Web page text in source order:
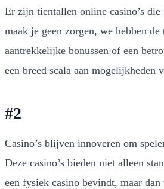
Er zijn tientallen online casino’s
maak je geen zorgen, we hebben
aantrekkelijke bonussen of een
een breed scala aan mogelijkheden
#2
Casino’s blijven innoveren om
Deze casino’s bieden niet alleen
een fysiek casino bevindt, maar